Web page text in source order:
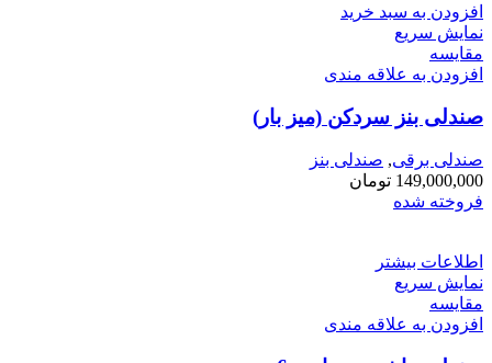
افزودن به سبد خرید
نمایش سریع
مقايسه
افزودن به علاقه مندی
صندلی بنز سردکن (میز بار)
صندلی برقی, صندلی بنز
149,000,000 تومان
فروخته شده
اطلاعات بیشتر
نمایش سریع
مقايسه
افزودن به علاقه مندی